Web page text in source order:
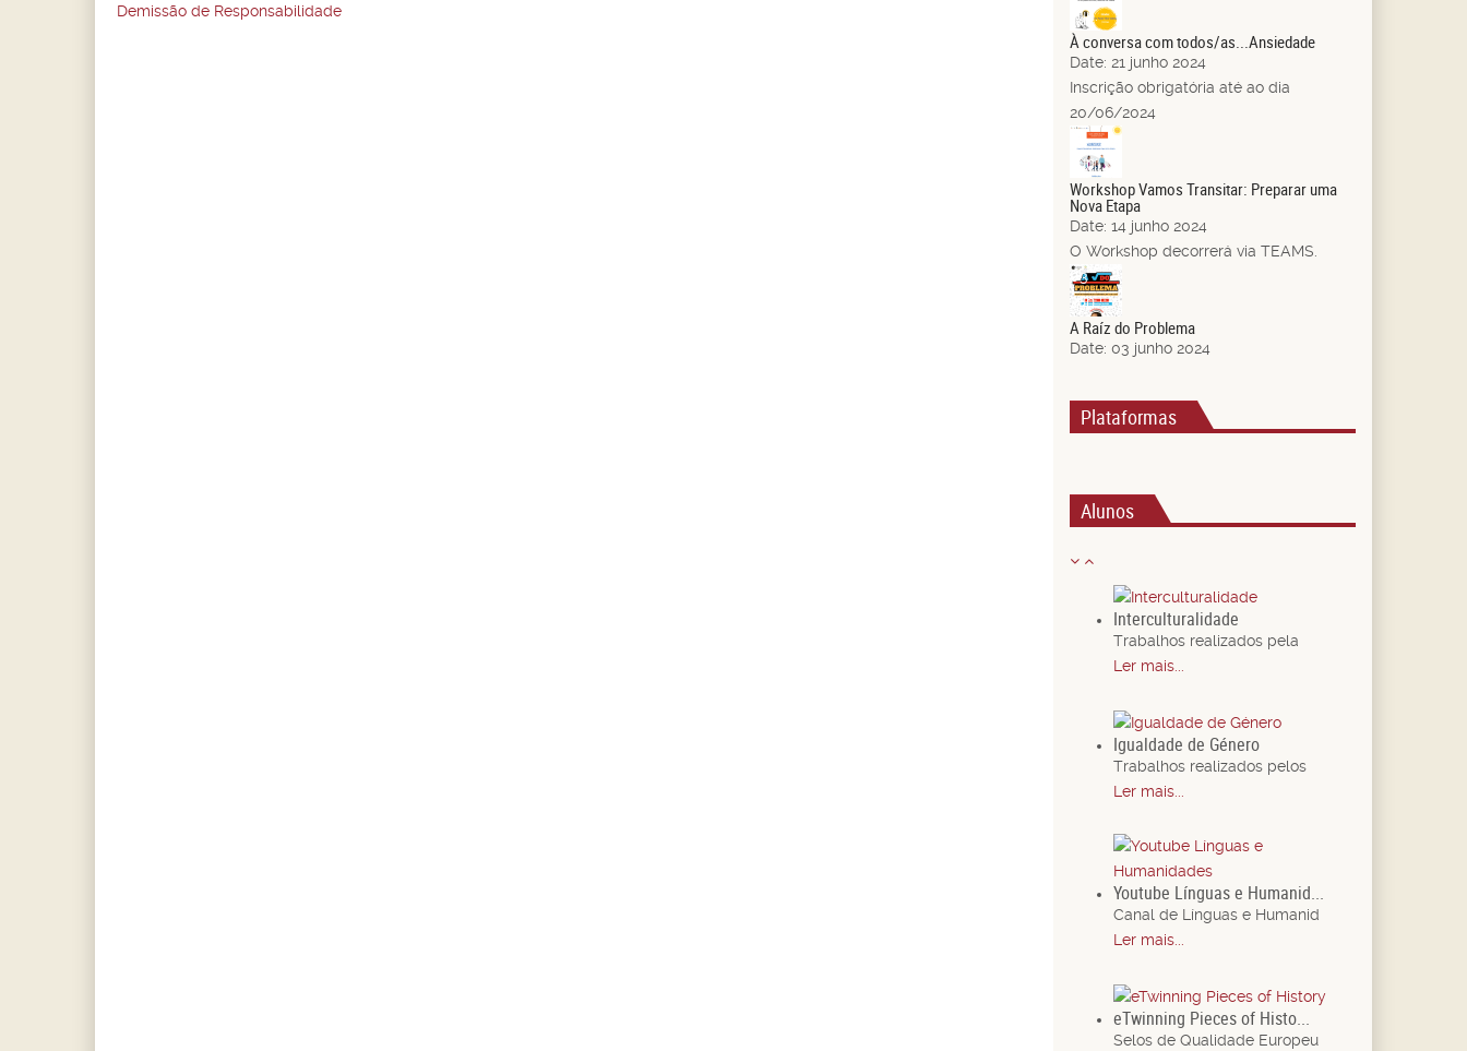
Demissão de Responsabilidade
Jun.
À conversa com todos/as...Ansiedade
Date: 21 junho 2024
Inscrição obrigatória até ao dia
20/06/2024
Jun.
Workshop Vamos Transitar: Preparar uma
Nova Etapa
Date: 14 junho 2024
O Workshop decorrerá via TEAMS.
03
Jun.
A Raíz do Problema
Date: 03 junho 2024
Plataformas
Alunos
Interculturalidade
Trabalhos realizados pela
Ler mais...
Igualdade de Género
Trabalhos realizados pelos
Ler mais...
Youtube Línguas e Humanid...
Canal de Línguas e Humanid
Ler mais...
eTwinning Pieces of Histo...
Selos de Qualidade Europeu